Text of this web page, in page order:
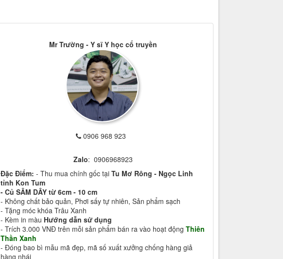
Mr Trường - Y sĩ Y học cổ truyền
0906 968 923
Zalo: 0906968923
Đặc Điểm: - Thu mua chính gốc tạiTu Mơ Rông - Ngọc Linh
tỉnh Kon Tum
- Củ SÂM DÂY từ 6cm - 10 cm
- Không chất bảo quản, Phơi sấy tự nhiên, Sản phẩm sạch
- Tặng móc khóa Trâu Xanh
- Kèm in màu Hướng dẫn sử dụng
- Trích 3.000 VNĐ trên mỗi sản phẩm bán ra vào hoạt độngThiên
Thần Xanh
- Đóng bao bì mẫu mã đẹp, mã số xuất xưởng chống hàng giả
hàng nhái